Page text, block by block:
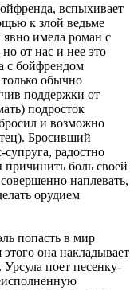
вспыхивает
к злой ведьме
явно имела роман с
от нас и нее это
с бойфрендом
обычно
поддержки от
подросток
и возможно
Бросивший
радостно
причинить боль своей
наплевать,
орудием
попасть в мир
она накладывает
поет песенку-